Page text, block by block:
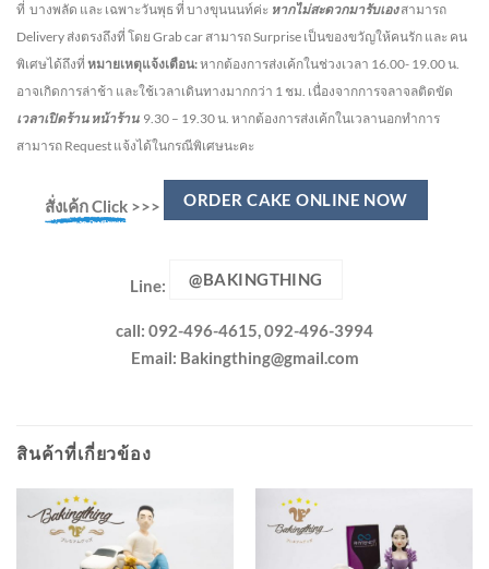
ที่ บางพลัด และ เฉพาะวันพุธ ที่ บางขุนนนท์ค่ะ หากไม่สะดวกมารับเองสามารถ
Delivery ส่งตรงถึงที่ โดย Grab car สามารถ Surprise เป็นของขวัญให้คนรัก และ คน
พิเศษได้ถึงที่ หมายเหตุแจ้งเตือน:หากต้องการส่งเค้กในช่วงเวลา 16.00- 19.00 น.
อาจเกิดการล่าช้า และใช้เวลาเดินทางมากกว่า 1 ชม. เนื่องจากการจลาจลติดขัด
เวลาเปิดร้าน หน้าร้าน 9.30 – 19.30 น. หากต้องการส่งเค้กในเวลานอกทำการ
สามารถ Request แจ้งได้ในกรณีพิเศษนะคะ
สั่งเค้ก Click>>> ORDER CAKE ONLINE NOW
Line: @BAKINGTHING
call: 092-496-4615, 092-496-3994
Email: Bakingthing@gmail.com
สินค้าที่เกี่ยวข้อง